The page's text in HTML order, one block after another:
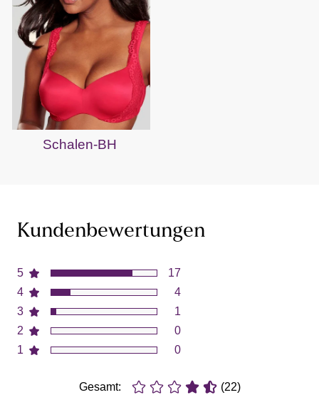
Schalen-BH
Kundenbewertungen
5
4
3
2
1
17
4
1
0
0
Gesamt: (22)